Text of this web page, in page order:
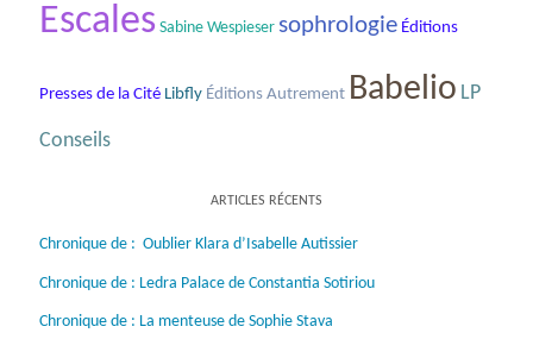
Escales Sabine Wespieser sophrologie Éditions
Presses de la Cité Libfly Éditions Autrement Babelio LP
Conseils
ARTICLES RÉCENTS
Chronique de : Oublier Klara d’Isabelle Autissier
Chronique de : Ledra Palace de Constantia Sotiriou
Chronique de : La menteuse de Sophie Stava